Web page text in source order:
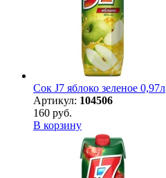
Сок J7 яблоко зеленое 0,97л
Артикул: 104506
160 руб.
В корзину